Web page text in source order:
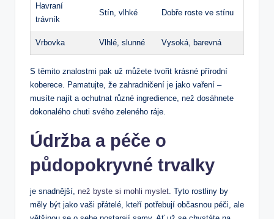
Havraní
trávník
Stín, vlhké Dobře roste ve stínu
Vrbovka Vlhlé, slunné Vysoká, barevná
S těmito znalostmi pak už můžete tvořit krásné přírodní
koberece. Pamatujte, že zahradničení je jako vaření –
musíte najít a ochutnat různé ingredience, než dosáhnete
dokonalého chuti svého zeleného ráje.
Údržba a péče o
půdopokryvné trvalky
je snadnější, než byste si mohli myslet . Tyto rostliny by
měly být jako vaši přátelé, kteří potřebují občasnou péči, ale